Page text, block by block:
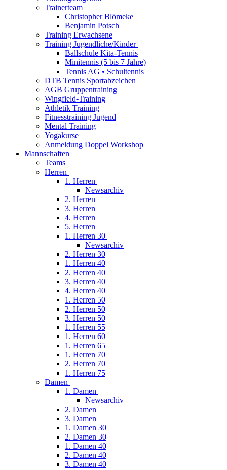
Trainerteam
Christopher Blömeke
Benjamin Potsch
Training Erwachsene
Training Jugendliche/Kinder
Ballschule Kita-Tennis
Minitennis (5 bis 7 Jahre)
Tennis AG • Schultennis
DTB Tennis Sportabzeichen
AGB Gruppentraining
Wingfield-Training
Athletik Training
Fitnesstraining Jugend
Mental Training
Yogakurse
Anmeldung Doppel Workshop
Mannschaften
Teams
Herren
1. Herren
Newsarchiv
2. Herren
3. Herren
4. Herren
5. Herren
1. Herren 30
Newsarchiv
2. Herren 30
1. Herren 40
2. Herren 40
3. Herren 40
4. Herren 40
1. Herren 50
2. Herren 50
3. Herren 50
1. Herren 55
1. Herren 60
1. Herren 65
1. Herren 70
2. Herren 70
1. Herren 75
Damen
1. Damen
Newsarchiv
2. Damen
3. Damen
1. Damen 30
2. Damen 30
1. Damen 40
2. Damen 40
3. Damen 40